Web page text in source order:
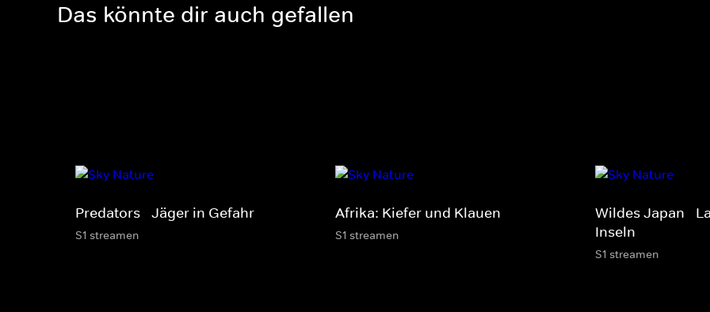
Das könnte dir auch gefallen
Predators - Jäger in Gefahr
S1 streamen
Afrika: Kiefer und Klauen
S1 streamen
Wildes Japan -
Inseln
S1 streamen